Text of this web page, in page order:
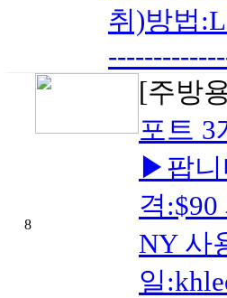
취)방
8
[주방
포트 3
▶팝니
격:$90
NY 사
일